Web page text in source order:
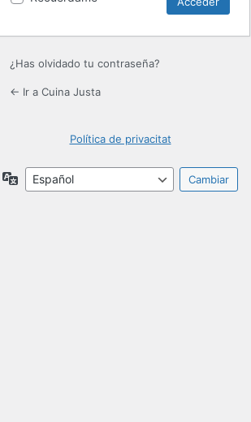
¿Has olvidado tu contraseña?
← Ir a Cuina Justa
Política de privacitat
Idioma